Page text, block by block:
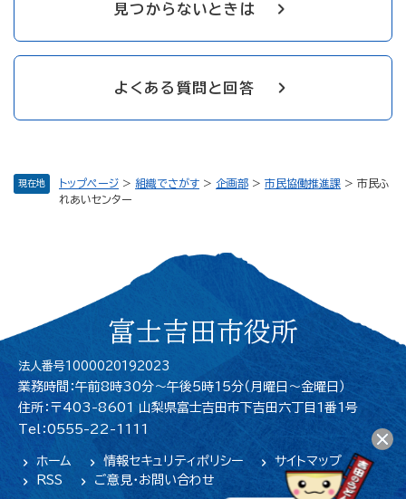
現在地 トップページ > 組織でさがす > 企画部 > 市民協働推進課 > 市民ふ
れあいセンター
見つからないときは
よくある質問と回答
富士吉田市役所
法人番号1000020192023
業務時間：午前8時30分～午後5時15分（月曜日〜金曜日）
住所：〒403-8601 山梨県富士吉田市下吉田六丁目1番1号
Tel：0555-22-1111
ホーム 情報セキュリティポリシー
サイトマップ
RSS
ご意見・お問い合わせ